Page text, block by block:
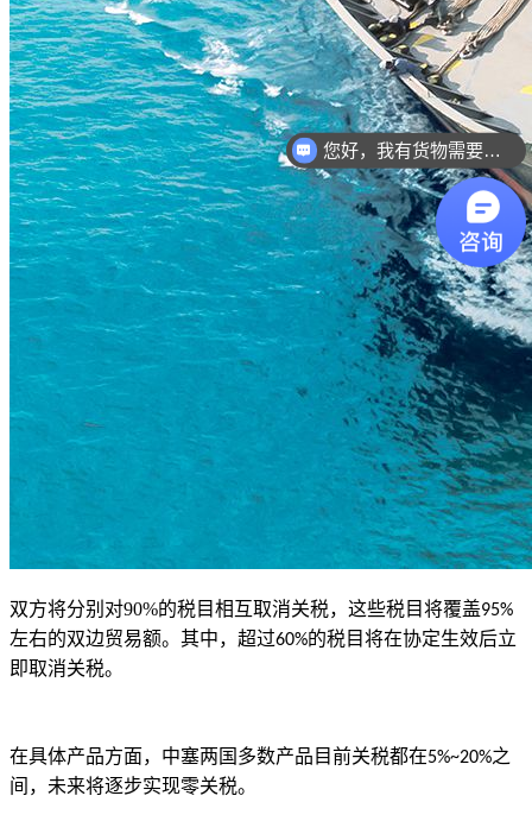
双方将分别对90%的税目相互取消关税，这些税目将覆盖95%
左右的双边贸易额。其中，超过60%的税目将在协定生效后立
即取消关税。
在具体产品方面，中塞两国多数产品目前关税都在5%~20%之
间，未来将逐步实现零关税。
您好，我有货物需要你们的产品。